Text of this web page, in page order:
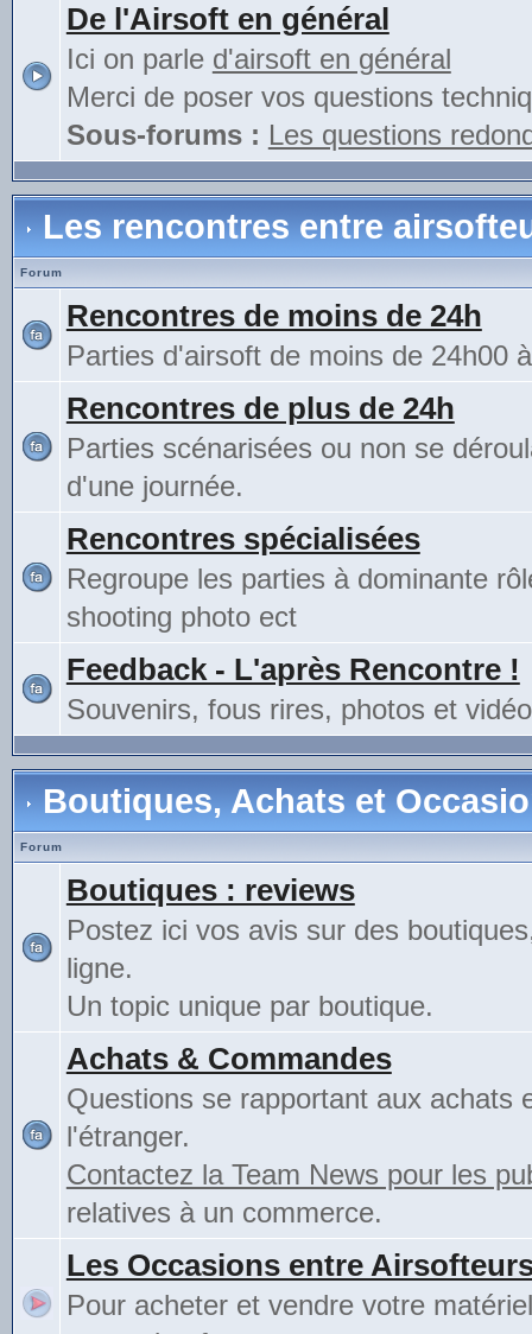
De l'Airsoft en général
Ici on parle d'airsoft en général
Merci de poser vos questions
Sous-forums : Les questions
Les rencontres entre
Forum
Rencontres de moins de 24h
Parties d'airsoft de moins de 24h00
Rencontres de plus de 24h
Parties scénarisées ou non se
d'une journée.
Rencontres spécialisées
Regroupe les parties à dominante
shooting photo ect
Feedback - L'après Rencontre !
Souvenirs, fous rires, photos et
Boutiques, Achats et
Forum
Boutiques : reviews
Postez ici vos avis sur des
ligne.
Un topic unique par boutique.
Achats & Commandes
Questions se rapportant aux achats
l'étranger.
Contactez la Team News pour les
relatives à un commerce.
Les Occasions entre
Pour acheter et vendre votre